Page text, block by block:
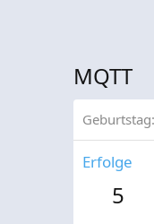
MQTT
Geburtstag
Erfolge
5